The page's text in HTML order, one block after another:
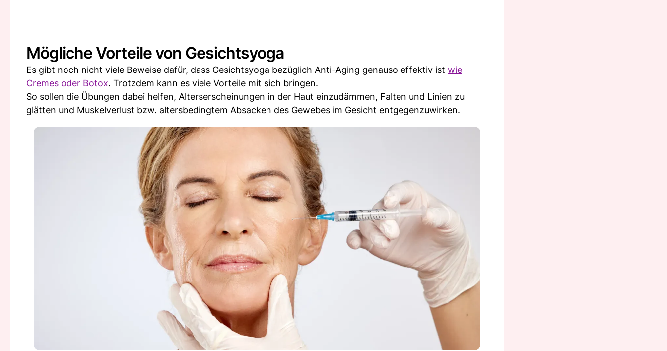
Mögliche Vorteile von Gesichtsyoga
Es gibt noch nicht viele Beweise dafür, dass Gesichtsyoga bezüglich Anti-Aging genauso effektiv ist wie
Cremes oder Botox. Trotzdem kann es viele Vorteile mit sich bringen.
So sollen die Übungen dabei helfen, Alterserscheinungen in der Haut einzudämmen, Falten und Linien zu
glätten und Muskelverlust bzw. altersbedingtem Absacken des Gewebes im Gesicht entgegenzuwirken.